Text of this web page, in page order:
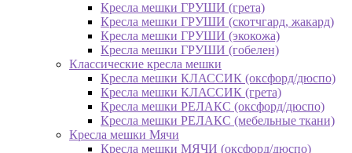
Кресла мешки ГРУШИ (грета)
Кресла мешки ГРУШИ (скотчгард, жакард)
Кресла мешки ГРУШИ (экокожа)
Кресла мешки ГРУШИ (гобелен)
Классические кресла мешки
Кресла мешки КЛАССИК (оксфорд/дюспо)
Кресла мешки КЛАССИК (грета)
Креслa мешки РЕЛАКС (оксфорд/дюспо)
Креслa мешки РЕЛАКС (мебельные ткани)
Кресла мешки Мячи
Кресла мешки МЯЧИ (оксфорд/дюспо)